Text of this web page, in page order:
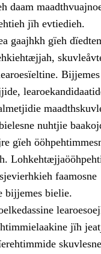
daam
jïh evtiedieh.
gaajhkh gïeh
nuhtjie
gïeh
faamosne
bijjemes bielie.
jïh